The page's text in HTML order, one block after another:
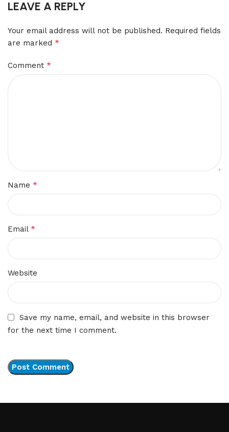
LEAVE A REPLY
Your email address will not be published. Required fields
are marked *
Comment *
Name *
Email *
Website
Save my name, email, and website in this browser
for the next time I comment.